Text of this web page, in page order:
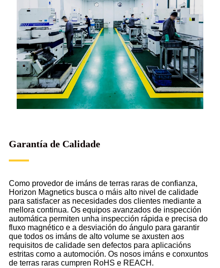
Garantía de Calidade
Como provedor de imáns de terras raras de confianza,
Horizon Magnetics busca o máis alto nivel de calidade
para satisfacer as necesidades dos clientes mediante a
mellora continua. Os equipos avanzados de inspección
automática permiten unha inspección rápida e precisa do
fluxo magnético e a desviación do ángulo para garantir
que todos os imáns de alto volume se axusten aos
requisitos de calidade sen defectos para aplicacións
estritas como a automoción. Os nosos imáns e conxuntos
de terras raras cumpren RoHS e REACH.